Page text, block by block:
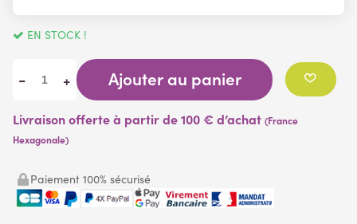
EN STOCK !
- + Ajouter au panier
Livraison offerte à partir de 100 € d’achat (France
Hexagonale)
Paiement 100% sécurisé